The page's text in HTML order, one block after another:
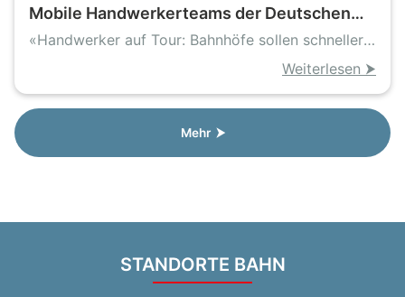
Mobile Handwerkerteams der Deutschen
Bahn beschleunigen Reparaturen in
«Handwerker auf Tour: Bahnhöfe sollen schneller
Weiterlesen ⮞
Mehr ⮞
STANDORTE BAHN